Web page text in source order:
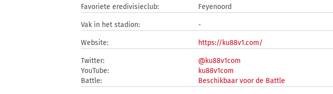
Favoriete eredivisieclub: Feyenoord
Vak in het stadion: -
Website: https://ku88v1.com/
Twitter:
@ku88v1com
YouTube:
ku88v1com
Battle:
Beschikbaar voor de Battle